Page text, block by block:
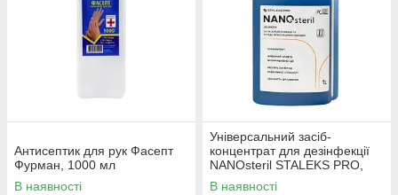
Антисептик для рук Фасепт
Фурман, 1000 мл
В наявності
Універсальний засіб-
концентрат для дезінфекції
NANOsteril STALEKS PRO,
1000 мл
В наявності